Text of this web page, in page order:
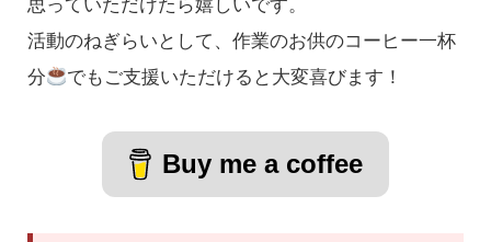
思っていただけたら嬉しいです。
活動のねぎらいとして、作業のお供のコーヒー一杯
分
でもご支援いただけると大変喜びます！
Buy me a coffee